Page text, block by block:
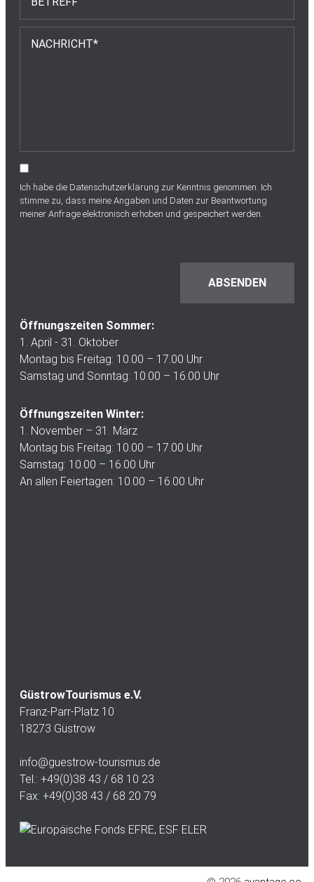
Ich habe die Datenschutzerklärung zur Kenntnis genommen. Ich
stimme zu, dass meine Angaben und Daten zur Beantwortung
meiner Anfrage elektronisch erhoben und gespeichert werden.
Öffnungszeiten Sommer:
1. April - 31. Oktober
Montag bis Freitag: 10.00 – 17.00 Uhr
Samstag und Sonntag: 10.00 – 16.00 Uhr
Öffnungszeiten Winter:
1. November – 31. März
Montag bis Freitag: 10.00 – 17.00 Uhr
Samstag: 10.00 – 16.00 Uhr
An allen Feiertagen: 10.00 – 16.00 Uhr
GüstrowTourismus e.V.
Franz-Parr-Platz 10
18273 Güstrow
info@guestrow-tourismus.de
Tel.: +49(0)38 43 / 68 10 23
Fax: +49(0)38 43 / 68 20 79